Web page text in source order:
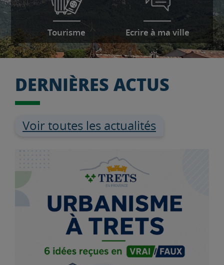
Tourisme Ecrire à ma ville
DERNIÈRES ACTUS
Voir toutes les actualités